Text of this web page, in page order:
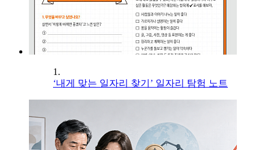
1.
‘내게 맞는 일자리 찾기’ 일자리 탐험 노트